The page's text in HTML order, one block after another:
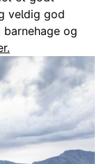
veldig god
barnehage og